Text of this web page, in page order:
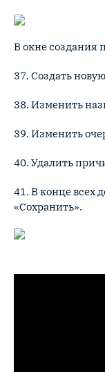
В окне создания
37. Создать
38. Изменить
39. Изменить
40. Удалить
41. В конце всех
«Сохранить».